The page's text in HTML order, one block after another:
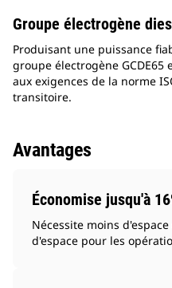
Groupe électrogène
Produisant une puissance
groupe électrogène
aux exigences de la norme
transitoire.
Avantages
Économise jusqu'à
Nécessite moins
d'espace pour les